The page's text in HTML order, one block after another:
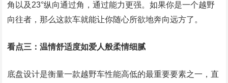
角以及23°纵向通过角，通过能力更强。如果你是一个越野
向往者，那么这款车就能让你随心所欲地奔向远方了。
看点三：温情舒适度如爱人般柔情细腻
底盘设计是衡量一款越野车性能高低的最重要要素之一，直